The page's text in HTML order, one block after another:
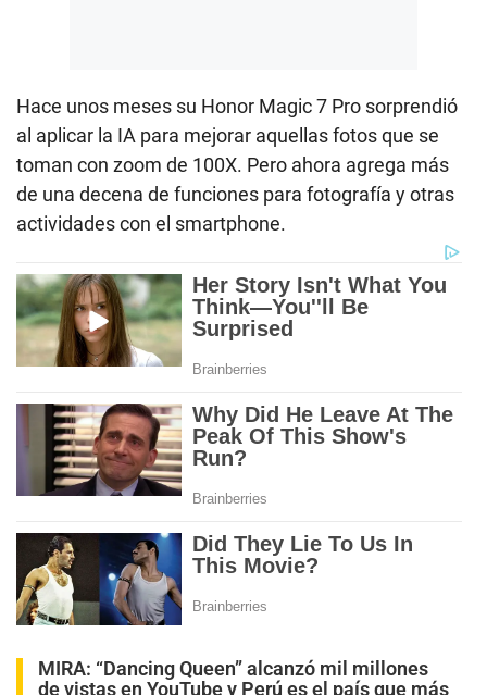
Hace unos meses su Honor Magic 7 Pro sorprendió
al aplicar la IA para mejorar aquellas fotos que se
toman con zoom de 100X. Pero ahora agrega más
de una decena de funciones para fotografía y otras
actividades con el smartphone.
MIRA: “Dancing Queen” alcanzó mil millones
de vistas en YouTube y Perú es el país que más